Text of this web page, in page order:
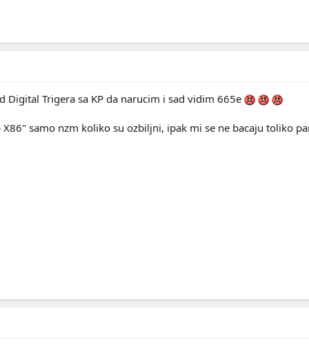
Digital Trigera sa KP da narucim i sad vidim 665e
X86" samo nzm koliko su ozbiljni, ipak mi se ne bacaju toliko